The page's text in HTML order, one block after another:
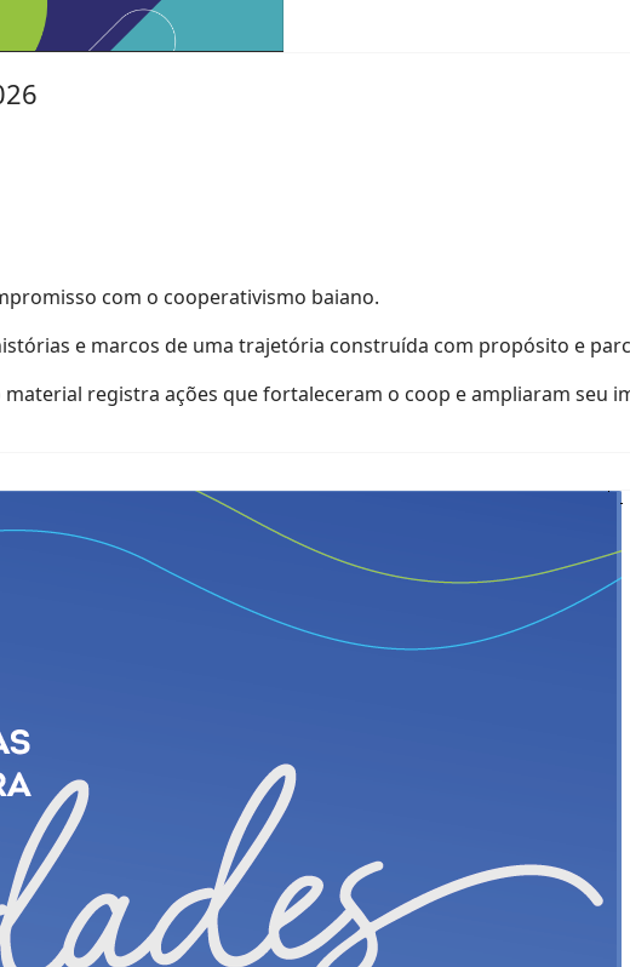
com o cooperativismo baiano.
e marcos de uma trajetória construída com propósito e
registra ações que fortaleceram o coop e ampliaram seu